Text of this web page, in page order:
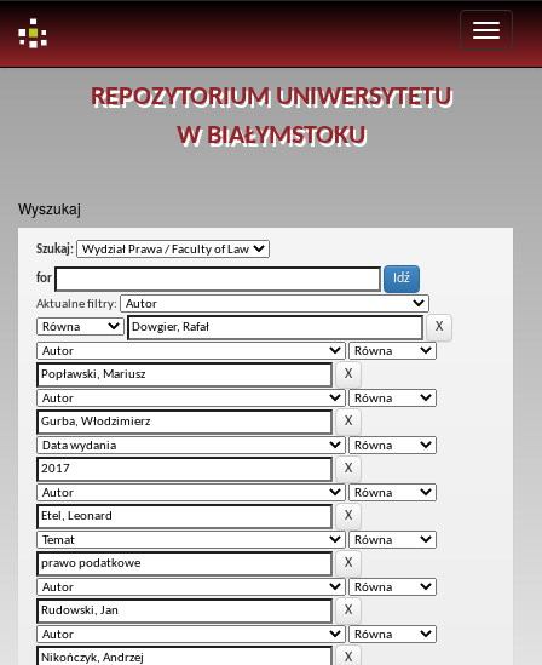
REPOZYTORIUM UNIWERSYTETU
W BIAŁYMSTOKU
Wyszukaj
Szukaj:
for
Aktualne filtry: